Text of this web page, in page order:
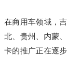
在商用车领域，
北、贵州、内蒙
卡的推广正在逐步